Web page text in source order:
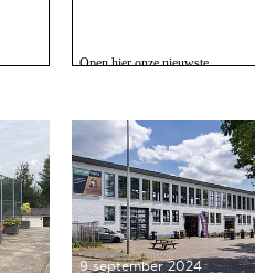
Open hier onze nieuwste
12 december a.s.
9 september 2024